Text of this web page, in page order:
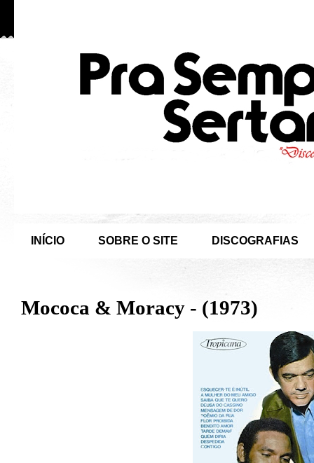
INÍCIO SOBRE O SITE DISCOGRAFIAS
Mococa & Moracy - (1973)